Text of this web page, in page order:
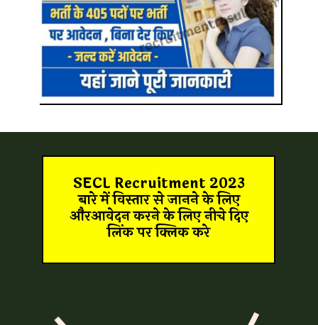
SECL Recruitment 2023
बारे में विस्तार से जानने के लिए
औरआवेदन करने के लिए नीचे दिए
लिंक पर क्लिक करे